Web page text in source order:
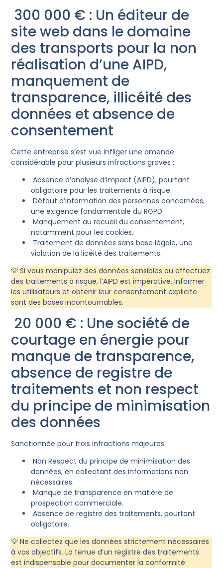
300 000 € : Un éditeur de
site web dans le domaine
des transports pour la non
réalisation d’une AIPD,
manquement de
transparence, illicéité des
données et absence de
consentement
Cette entreprise s’est vue infliger une amende
considérable pour plusieurs infractions graves :
Absence d’analyse d’impact (AIPD), pourtant
obligatoire pour les traitements à risque.
Défaut d’information des personnes concernées,
une exigence fondamentale du RGPD.
Manquement au recueil du consentement,
notamment pour les cookies.
Traitement de données sans base légale, une
violation de la licéité des traitements.
💡 Si vous manipulez des données sensibles ou effectuez
des traitements à risque, l’AIPD est impérative. Informer
les utilisateurs et obtenir leur consentement explicite
sont des bases incontournables.
20 000 € : Une société de
courtage en énergie pour
manque de transparence,
absence de registre de
traitements et non respect
du principe de minimisation
des données
Sanctionnée pour trois infractions majeures :
Non Respect du principe de minimisation des
données, en collectant des informations non
nécessaires.
Manque de transparence en matière de
prospection commerciale.
Absence de registre des traitements, pourtant
obligatoire.
💡 Ne collectez que les données strictement nécessaires
à vos objectifs. La tenue d’un registre des traitements
est indispensable pour documenter la conformité.